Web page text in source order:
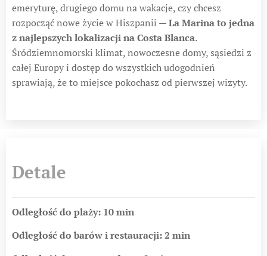
emeryturę, drugiego domu na wakacje, czy chcesz
rozpocząć nowe życie w Hiszpanii —La Marina to jedna
z najlepszych lokalizacji na Costa Blanca.
Śródziemnomorski klimat, nowoczesne domy, sąsiedzi z
całej Europy i dostęp do wszystkich udogodnień
sprawiają, że to miejsce pokochasz od pierwszej wizyty.
Detale
Odległość do plaży: 10 min
Odległość do barów i restauracji: 2 min